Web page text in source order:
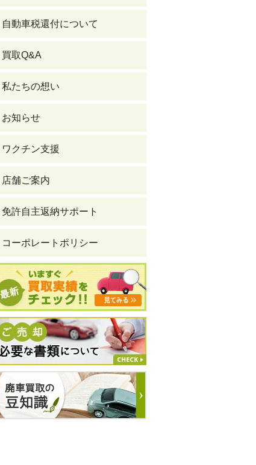
自動車税還付について
買取Q&A
私たちの想い
お知らせ
ワクチン支援
店舗ご案内
免許自主返納サポート
コーポレートポリシー